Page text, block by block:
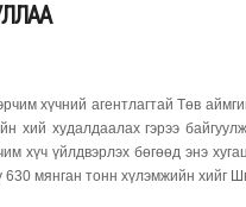
хүчний агентлагтай Төв
хий худалдаалах гэрээ
хүч үйлдвэрлэх бөгөөд энэ
мянган тонн хүлэмжийн хийг